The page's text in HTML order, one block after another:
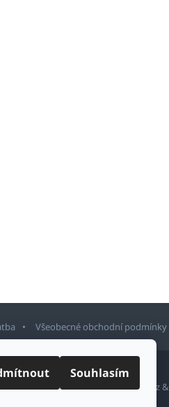
Souhlasím
Všeobecné obchodní podmínky
Design šablony vytvořilShoptetak.cz&